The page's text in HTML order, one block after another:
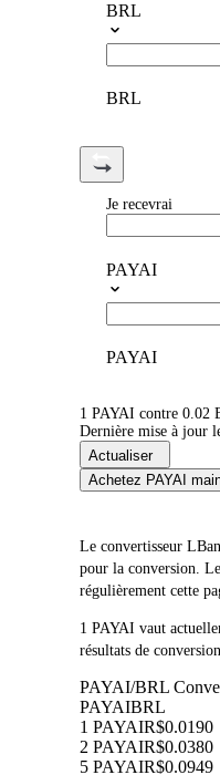
BRL
BRL
Je recevrai
PAYAI
PAYAI
1 PAYAI contre 0.02
Dernière mise à jour
Actualiser
Achetez PAYAI
Le convertisseur
pour la conversion.
régulièrement cette
1 PAYAI vaut
résultats de
PAYAI/BRL
PAYAIBRL
1 PAYAIR$0.0190
2 PAYAIR$0.0380
5 PAYAIR$0.0949